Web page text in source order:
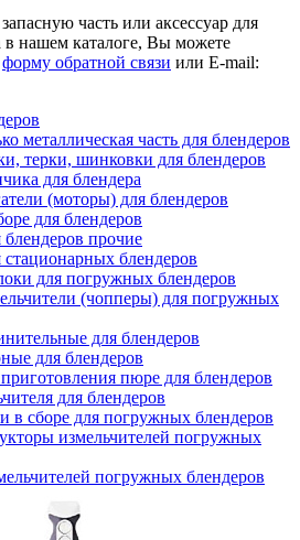
часть или аксессуар для
в нашем каталоге, Вы можете
форму обратной связи или E-mail:
металлическая часть для блендеров
терки, шинковки для блендеров
для блендера
(моторы) для блендеров
для блендеров
блендеров прочие
стационарных блендеров
для погружных блендеров
(чопперы) для погружных
для блендеров
для блендеров
пюре для блендеров
для блендеров
в сборе для погружных блендеров
измельчителей погружных
погружных блендеров